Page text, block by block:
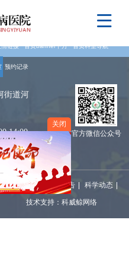
情链接 首页banner下方 首页科室导航
预约记录
街道河
官方微信公众号
医院文化 通知公告 科学动态
技术支持：科威鲸网络
关闭